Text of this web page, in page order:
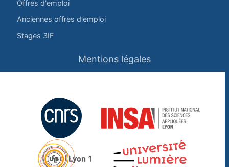
Offres d'emploi
Anciennes offres d'emploi
Stages 3IF
Mentions légales